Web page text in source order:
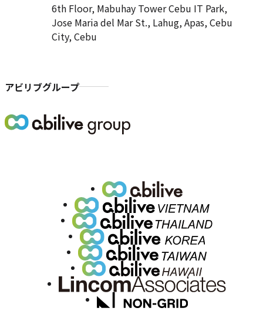
6th Floor, Mabuhay Tower Cebu IT Park,
Jose Maria del Mar St., Lahug, Apas, Cebu
City, Cebu
アビリブグループ